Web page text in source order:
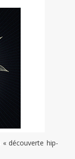
« découverte hip-